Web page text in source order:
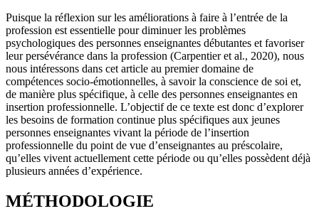
Puisque la réflexion sur les améliorations à faire à l’entrée de la
profession est essentielle pour diminuer les problèmes
psychologiques des personnes enseignantes débutantes et favoriser
leur persévérance dans la profession (Carpentier et al., 2020), nous
nous intéressons dans cet article au premier domaine de
compétences socio-émotionnelles, à savoir la conscience de soi et,
de manière plus spécifique, à celle des personnes enseignantes en
insertion professionnelle. L’objectif de ce texte est donc d’explorer
les besoins de formation continue plus spécifiques aux jeunes
personnes enseignantes vivant la période de l’insertion
professionnelle du point de vue d’enseignantes au préscolaire,
qu’elles vivent actuellement cette période ou qu’elles possèdent déjà
plusieurs années d’expérience.
MÉTHODOLOGIE